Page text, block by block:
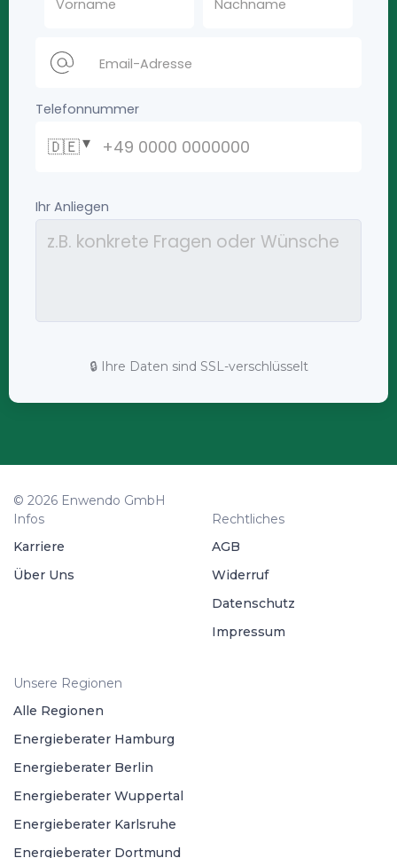
🔒 Ihre Daten sind SSL-verschlüsselt
© 2026 Enwendo GmbH
Infos
Karriere
Über Uns
Rechtliches
AGB
Widerruf
Datenschutz
Impressum
Unsere Regionen
Alle Regionen
Energieberater Hamburg
Energieberater Berlin
Energieberater Wuppertal
Energieberater Karlsruhe
Energieberater Dortmund